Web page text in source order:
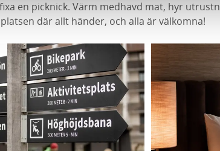
en picknick. Värm medhavd mat, hyr
där allt händer, och alla är välkomna!